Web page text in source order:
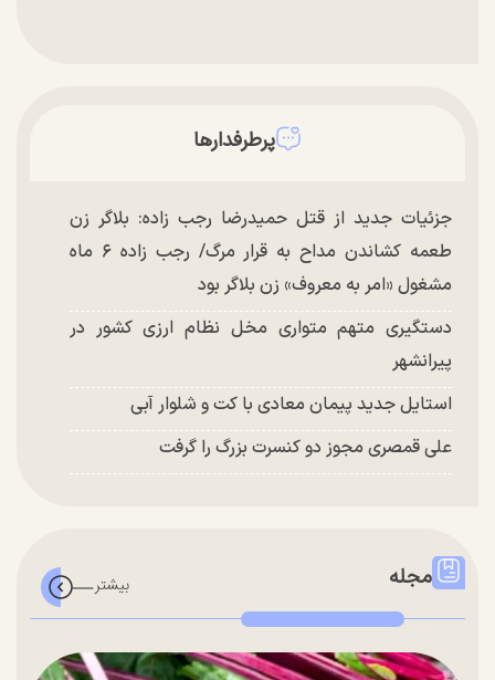
پرطرفدارها
جزئیات جدید از قتل حمیدرضا رجب زاده: بلاگر زن
طعمه کشاندن مداح به قرار مرگ/ رجب زاده ۶ ماه
مشغول «امر به معروف» زن بلاگر بود
دستگیری متهم متواری مخل نظام ارزی کشور در
پیرانشهر
استایل جدید پیمان معادی با کت و شلوار آبی
علی قمصری مجوز دو کنسرت بزرگ را گرفت
مجله